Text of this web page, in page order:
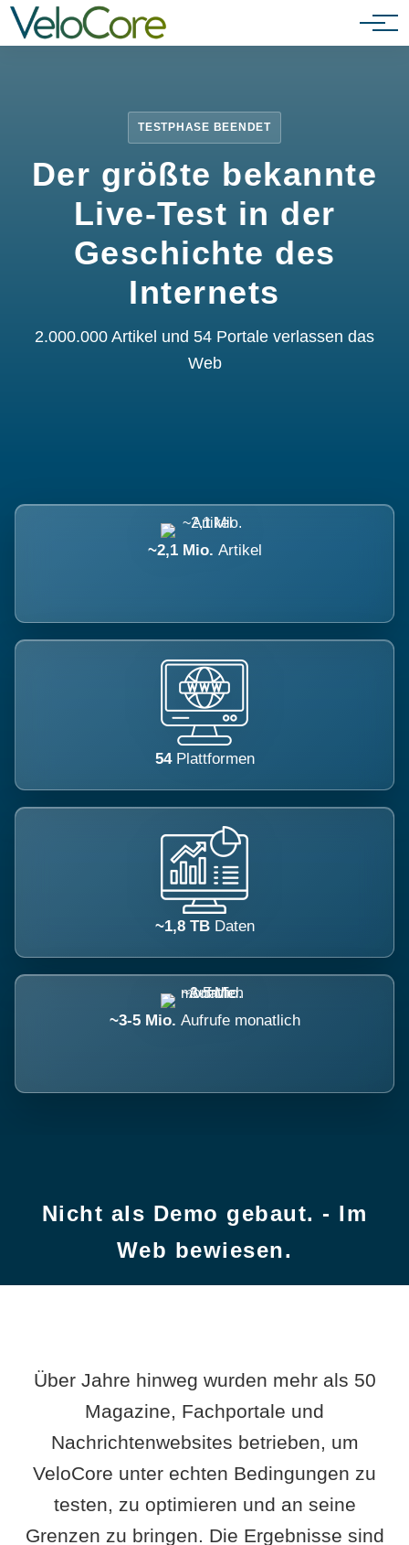
Partnerprogramm
TESTPHASE BEENDET
Der größte bekannte
Live-Test in der
Geschichte des
Internets
2.000.000 Artikel und 54 Portale verlassen das
Web
~2,1 Mio. Artikel
54 Plattformen
~1,8 TB Daten
~3-5 Mio. Aufrufe monatlich
Nicht als Demo gebaut. - Im
Web bewiesen.
Über Jahre hinweg wurden mehr als 50
Magazine, Fachportale und
Nachrichtenwebsites betrieben, um
VeloCore unter echten Bedingungen zu
testen, zu optimieren und an seine
Grenzen zu bringen. Die Ergebnisse sind